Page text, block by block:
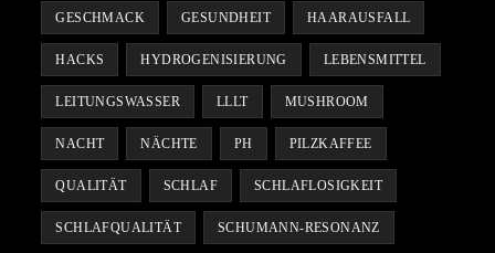
GESCHMACK GESUNDHEIT HAARAUSFALL
HACKS HYDROGENISIERUNG LEBENSMITTEL
LEITUNGSWASSER LLLT MUSHROOM
NACHT NÄCHTE PH PILZKAFFEE
QUALITÄT SCHLAF SCHLAFLOSIGKEIT
SCHLAFQUALITÄT SCHUMANN-RESONANZ